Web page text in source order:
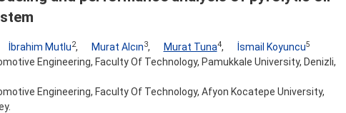
İbrahim Mutlu2, Murat Alcın3, Murat Tuna4, İsmail Koyuncu5
Engineering, Faculty Of Technology, Pamukkale University, Denizli,
Engineering, Faculty Of Technology, Afyon Kocatepe University,